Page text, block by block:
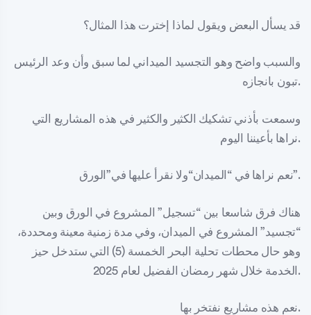
قد يسأل البعض ويقول لماذا إخترت هذا المثال؟
والسبب واضح وهو التجسيد الميداني لما سبق وأن وعد الرئيس
تبون بانجازه.
وسمعت بأذني تشكيك الكثير والكثير في هذه المشاريع التي
نراها بأعيننا اليوم.
نعم نراها في “الميدان“ولا نقرأ عليها في”الورق”.
هناك فرق شاسعا بين “تسجيل” المشروع في الورق وبين
“تجسيد” المشروع في الميدان، وفي مدة زمنية معينة ومحددة،
وهو حال محطات تحلية البحر الخمسة (5) التي ستدخل حيز
الخدمة خلال شهر رمضان الفضيل لعام 2025.
نعم هذه مشاريع نفتخر بها.